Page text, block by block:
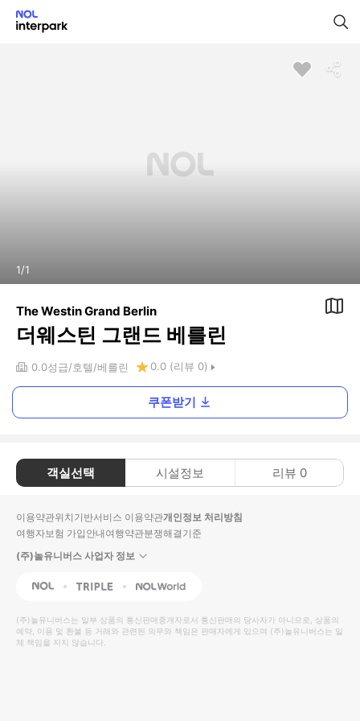
1/1
The Westin Grand Berlin
더웨스틴 그랜드 베를린
0.0성급 호텔 베를린 0.0 (리뷰 0)
쿠폰받기
객실선택 시설정보 리뷰 0
이용약관위치기반서비스 이용약관개인정보 처리방침
여행자보험 가입안내여행약관분쟁해결기준
(주)놀유니버스 사업자 정보
NOL Triple Interpark Global
(주)놀유니버스는 일부 상품의 통신판매중개자로서 통신판매의 당사자가 아니므로, 상품의
예약, 이용 및 환불 등 거래와 관련된 의무와 책임은 판매자에게 있으며 (주)놀유니버스는 일
체 책임을 지지 않습니다.